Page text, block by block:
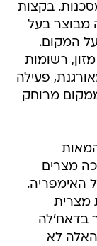
בקצות
מבוצר בעל
המקום.
רשומות
פעילה
מרוחק
מצרים
האימפריה.
מצרית
בדאח'לה
האלה לא